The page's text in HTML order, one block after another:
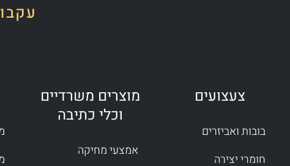
צעצועים
בובות ואביזרים
חומרי יצירה
מוצרים משרדיים
וכלי כתיבה
אמצעי מחיקה